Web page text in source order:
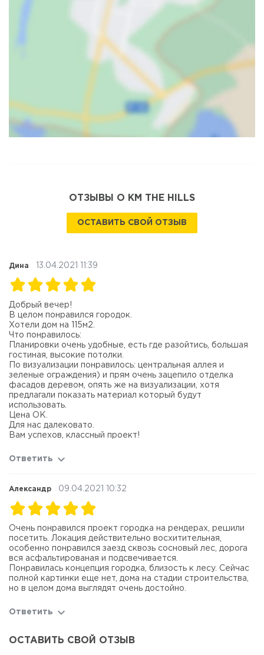
ОТЗЫВЫ О КМ THE HILLS
ОСТАВИТЬ СВОЙ ОТЗЫВ
Дина 13.04.2021 11:39
Добрый вечер!
В целом понравился городок.
Хотели дом на 115м2.
Что понравилось:
Планировки очень удобные, есть где разойтись, большая
гостиная, высокие потолки.
По визуализации понравилось: центральная аллея и
зеленые ограждения) и прям очень зацепило отделка
фасадов деревом, опять же на визуализации, хотя
предлагали показать материал который будут
использовать.
Цена ОК.
Для нас далековато.
Вам успехов, классный проект!
Ответить
Александр 09.04.2021 10:32
Очень понравился проект городка на рендерах, решили
посетить. Локация действительно восхитительная,
особенно понравился заезд сквозь сосновый лес, дорога
вся асфальтированая и подсвечивается.
Понравилась концепция городка, близость к лесу. Сейчас
полной картинки еще нет, дома на стадии строительства,
но в целом дома выглядят очень достойно.
Ответить
ОСТАВИТЬ СВОЙ ОТЗЫВ